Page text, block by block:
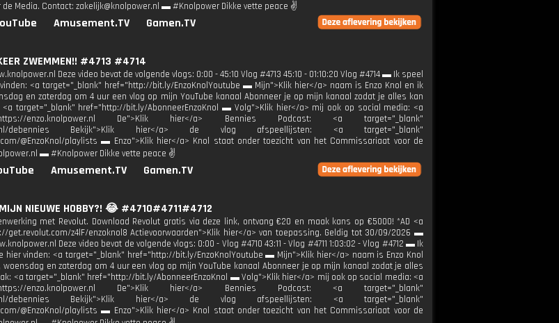
Media. Contact: zakelijk@knolpower.nl ▬ #Knolpower Dikke vette peace ✌
Amusement.TV Gamen.TV
ZWEMMEN!! #4713 #4714
Deze video bevat de volgende vlogs: 0:00 - 45:10 Vlog #4713 45:10 - 01:10:20 Vlog #4714 ▬ Ik speel
<a target="_blank" href="http://bit.ly/EnzoKnolYoutube ▬ Mijn">Klik hier</a> naam is Enzo Knol en ik
en zaterdag om 4 uur een vlog op mijn YouTube kanaal Abonneer je op mijn kanaal zodat je alles kan
target="_blank" href="http://bit.ly/AbonneerEnzoKnol ▬ Volg">Klik hier</a> mij ook op social media: <a
enzo.knolpower.nl De">Klik hier</a> Bennies Podcast: <a target="_blank"
debennies Bekijk">Klik hier</a> de vlog afspeellijsten: <a target="_blank"
@EnzoKnol/playlists ▬ Enzo">Klik hier</a> Knol staat onder toezicht van het Commissariaat voor de
▬ #Knolpower Dikke vette peace ✌
Amusement.TV Gamen.TV
NIEUWE HOBBY?! 😂 #4710#4711#4712
met Revolut. Download Revolut gratis via deze link, ontvang €20 en maak kans op €5000! *AD <a
get.revolut.com/z4lF/enzoknol8 Actievoorwaarden">Klik hier</a> van toepassing. Geldig tot 30/09/2026 ▬
Deze video bevat de volgende vlogs: 0:00 - Vlog #4710 43:11 - Vlog #4711 1:03:02 - Vlog #4712 ▬ Ik
hier vinden: <a target="_blank" href="http://bit.ly/EnzoKnolYoutube ▬ Mijn">Klik hier</a> naam is Enzo Knol
en zaterdag om 4 uur een vlog op mijn YouTube kanaal Abonneer je op mijn kanaal zodat je alles
<a target="_blank" href="http://bit.ly/AbonneerEnzoKnol ▬ Volg">Klik hier</a> mij ook op social media: <a
enzo.knolpower.nl De">Klik hier</a> Bennies Podcast: <a target="_blank"
debennies Bekijk">Klik hier</a> de vlog afspeellijsten: <a target="_blank"
@EnzoKnol/playlists ▬ Enzo">Klik hier</a> Knol staat onder toezicht van het Commissariaat voor de